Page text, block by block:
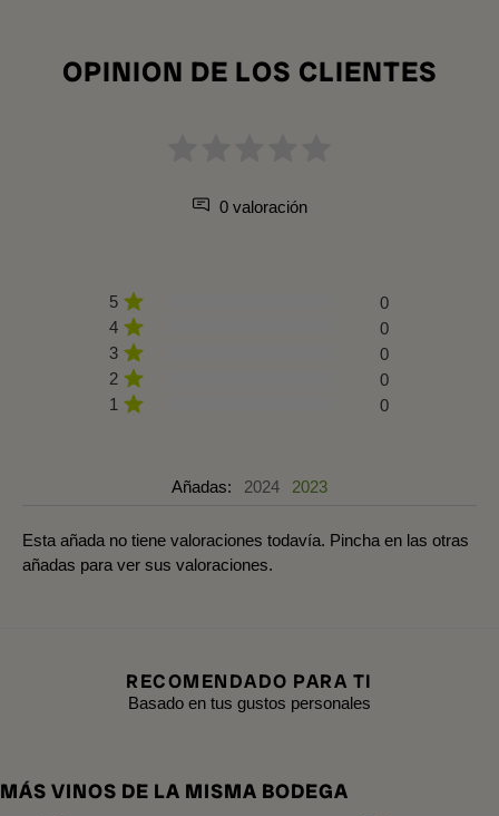
OPINION DE LOS CLIENTES
0 valoración
5
0
4
0
3
0
2
0
1
0
Añadas: 2024 2023
Esta añada no tiene valoraciones todavía. Pincha en las otras
añadas para ver sus valoraciones.
RECOMENDADO PARA TI
Basado en tus gustos personales
MÁS VINOS DE LA MISMA BODEGA